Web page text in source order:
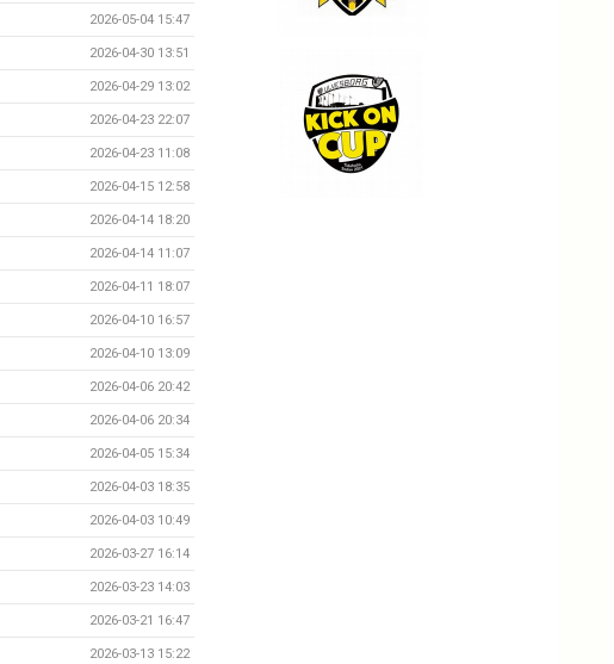
2026-05-04 15:47
2026-04-30 13:51
2026-04-29 13:02
2026-04-23 22:07
2026-04-23 11:08
2026-04-15 12:58
2026-04-14 18:20
2026-04-14 11:07
2026-04-11 18:07
2026-04-10 16:57
2026-04-10 13:09
2026-04-06 20:42
2026-04-06 20:34
2026-04-05 15:34
2026-04-03 18:35
2026-04-03 10:49
2026-03-27 16:14
2026-03-23 14:03
2026-03-21 16:47
2026-03-13 15:22